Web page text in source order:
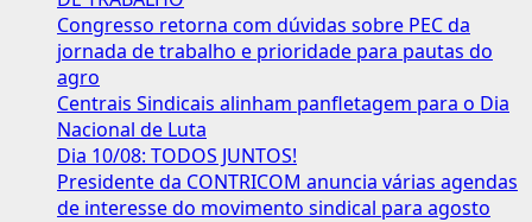
a
morte
do
líder
Cloedesmidt
Riani
Congresso retorna com dúvidas sobre PEC da
jornada de trabalho e prioridade para pautas do
agro
Centrais Sindicais alinham panfletagem para o Dia
Nacional de Luta
Dia 10/08: TODOS JUNTOS!
Presidente da CONTRICOM anuncia várias agendas
de interesse do movimento sindical para agosto